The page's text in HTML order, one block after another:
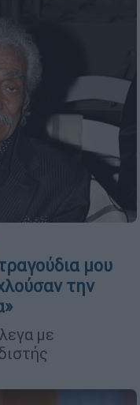
μου
την
με